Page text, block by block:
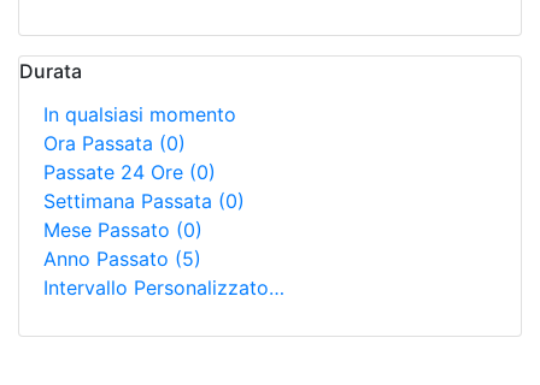
Durata
In qualsiasi momento
Ora Passata (0)
Passate 24 Ore (0)
Settimana Passata (0)
Mese Passato (0)
Anno Passato (5)
Intervallo Personalizzato…